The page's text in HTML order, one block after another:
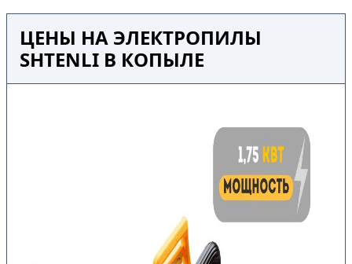
ЦЕНЫ НА ЭЛЕКТРОПИЛЫ
SHTENLI В КОПЫЛЕ